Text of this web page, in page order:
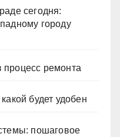
сегодня:
городу
ремонта
будет удобен
пошаговое